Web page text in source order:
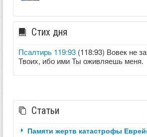
Стих дня
Псалтирь 119:93 (118:93) Вовек не
Твоих, ибо ими Ты оживляешь меня.
Статьи
Памяти жертв катастрофы